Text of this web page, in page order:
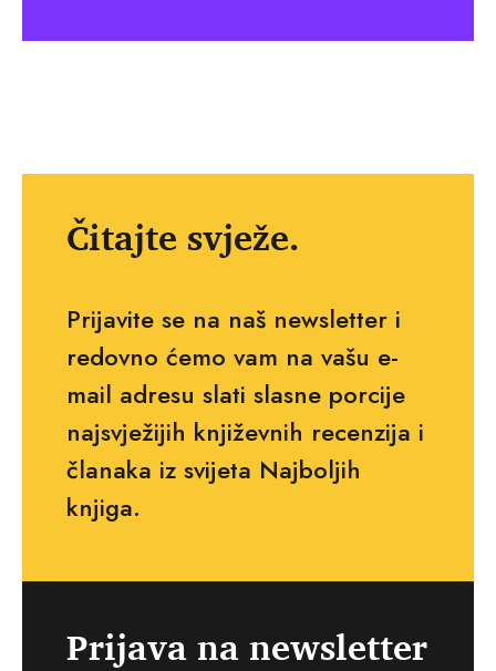
Čitajte svježe.
Prijavite se na naš newsletter i
redovno ćemo vam na vašu e-
mail adresu slati slasne porcije
najsvježijih književnih recenzija i
članaka iz svijeta Najboljih
knjiga.
Prijava na newsletter